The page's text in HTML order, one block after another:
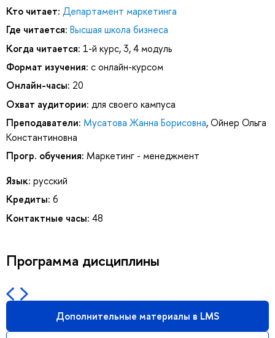
Кто читает: Департамент маркетинга
Где читается: Высшая школа бизнеса
Когда читается: 1-й курс, 3, 4 модуль
Формат изучения: с онлайн-курсом
Онлайн-часы: 20
Охват аудитории: для своего кампуса
Преподаватели: Мусатова Жанна Борисовна,Ойнер Ольга
Константиновна
Прогр. обучения: Маркетинг - менеджмент
Язык: русский
Кредиты: 6
Контактные часы: 48
Программа дисциплины
Дополнительные материалы в LMS